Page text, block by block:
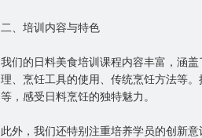
二、培训内容与特色
我们的日料美食培训课程内容丰富，涵
理、烹饪工具的使用、传统烹饪方法等
等，感受日料烹饪的独特魅力。
此外，我们还特别注重培养学员的创新